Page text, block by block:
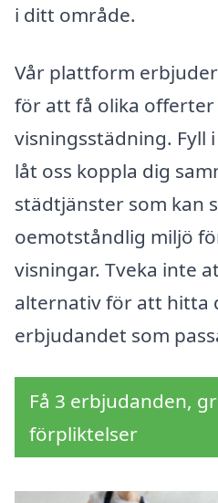
i ditt område.
Vår plattform
för att få olika offerter
visningsstädning. Fyll
låt oss koppla dig
städtjänster som kan
oemotståndlig miljö
visningar. Tveka inte
alternativ för att hitta
erbjudandet som
Få 3 erbjudanden,
förpliktelser